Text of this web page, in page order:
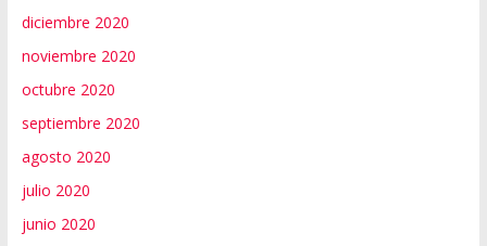
diciembre 2020
noviembre 2020
octubre 2020
septiembre 2020
agosto 2020
julio 2020
junio 2020